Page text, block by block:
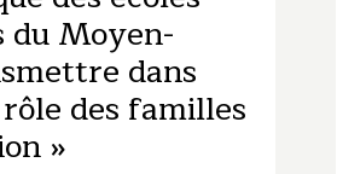
du Moyen-
dans
des familles
»